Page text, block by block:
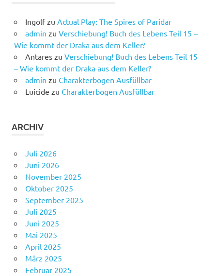
Ingolfzu Actual Play: The Spires of Paridar
admin zu Verschiebung! Buch des Lebens Teil 15 –
Wie kommt der Draka aus dem Keller?
Antareszu Verschiebung! Buch des Lebens Teil 15
– Wie kommt der Draka aus dem Keller?
admin zu Charakterbogen Ausfüllbar
Luicide zu Charakterbogen Ausfüllbar
ARCHIV
Juli 2026
Juni 2026
November 2025
Oktober 2025
September 2025
Juli 2025
Juni 2025
Mai 2025
April 2025
März 2025
Februar 2025